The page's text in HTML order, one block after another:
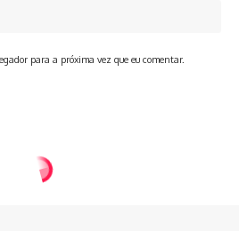
para a próxima vez que eu comentar.